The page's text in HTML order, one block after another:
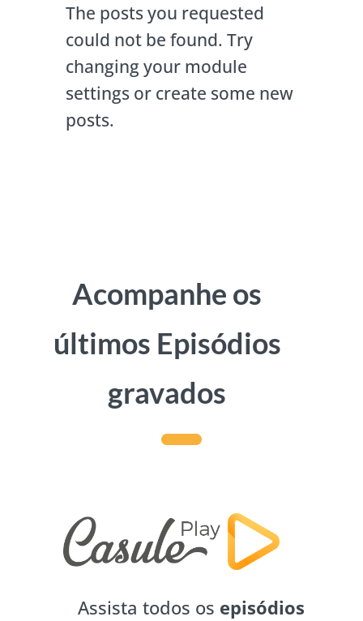
The posts you requested
could not be found. Try
changing your module
settings or create some new
posts.
Acompanhe os
últimos Episódios
gravados
Assista todos os episódios